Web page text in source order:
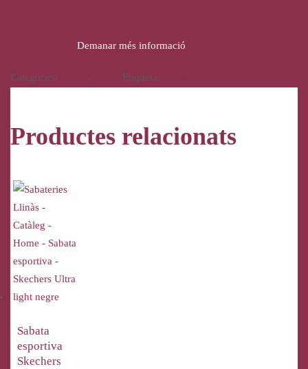
Demanar més informació
Categories: , Etiqueta:
Productes relacionats
Sabata
esportiva
Skechers